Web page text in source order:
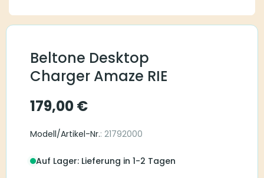
Beltone Desktop
Charger Amaze RIE
179,00€
Modell/Artikel-Nr.: 21792000
Auf Lager: Lieferung in 1-2 Tagen